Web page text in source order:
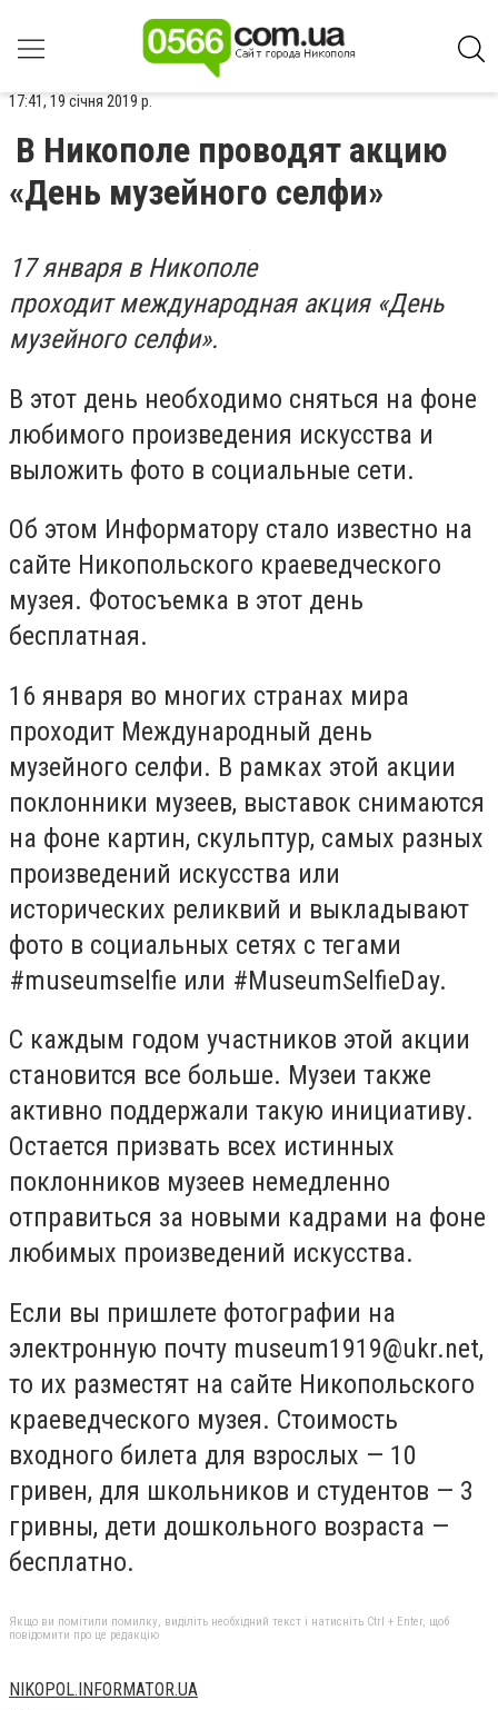
17:41, 19 січня 2019 р.
В Никополе проводят акцию
«День музейного селфи»
17 января в Никополе
проходит международная акция «День
музейного селфи».
В этот день необходимо сняться на фоне
любимого произведения искусства и
выложить фото в социальные сети.
Об этом Информатору стало известно на
сайте Никопольского краеведческого
музея. Фотосъемка в этот день
бесплатная.
16 января во многих странах мира
проходит Международный день
музейного селфи. В рамках этой акции
поклонники музеев, выставок снимаются
на фоне картин, скульптур, самых разных
произведений искусства или
исторических реликвий и выкладывают
фото в социальных сетях с тегами
#museumselfie или #MuseumSelfieDay.
С каждым годом участников этой акции
становится все больше. Музеи также
активно поддержали такую инициативу.
Остается призвать всех истинных
поклонников музеев немедленно
отправиться за новыми кадрами на фоне
любимых произведений искусства.
Если вы пришлете фотографии на
электронную почту museum1919@ukr.net,
то их разместят на сайте Никопольского
краеведческого музея. Стоимость
входного билета для взрослых — 10
гривен, для школьников и студентов — 3
гривны, дети дошкольного возраста —
бесплатно.
Якщо ви помітили помилку, виділіть необхідний текст і натисніть Ctrl + Enter, щоб
повідомити про це редакцію
NIKOPOL.INFORMATOR.UA